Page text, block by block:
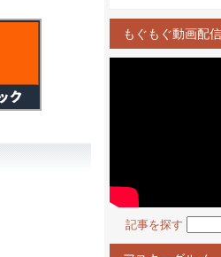
もぐもぐ動画配信
記事を探す